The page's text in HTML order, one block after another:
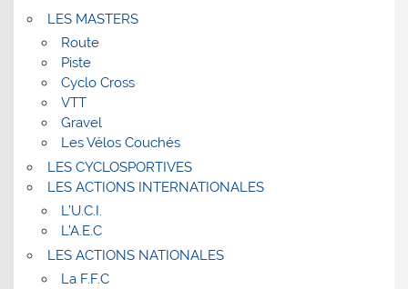
LES MASTERS
Route
Piste
Cyclo Cross
VTT
Gravel
Les Vélos Couchés
LES CYCLOSPORTIVES
LES ACTIONS INTERNATIONALES
L’U.C.I.
L’A.E.C
LES ACTIONS NATIONALES
La F.F.C